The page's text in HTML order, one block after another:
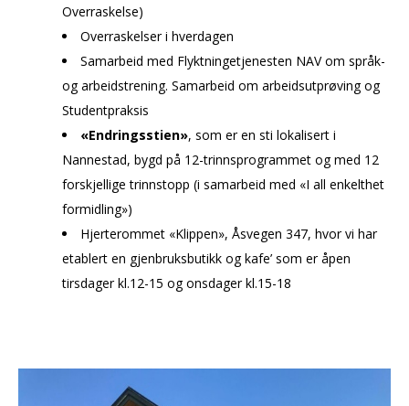
Overraskelse)
Overraskelser i hverdagen
Samarbeid med Flyktningetjenesten NAV om språk-
og arbeidstrening. Samarbeid om arbeidsutprøving og
Studentpraksis
«Endringsstien», som er en sti lokalisert i
Nannestad, bygd på 12-trinnsprogrammet og med 12
forskjellige trinnstopp (i samarbeid med «I all enkelthet
formidling»)
Hjerterommet «Klippen», Åsvegen 347, hvor vi har
etablert en gjenbruksbutikk og kafe’ som er åpen
tirsdager kl.12-15 og onsdager kl.15-18